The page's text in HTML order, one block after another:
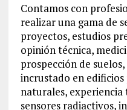
Contamos con
realizar una gama de
proyectos, estudios
opinión técnica,
prospección de
incrustado en edificios
naturales,
sensores radiactivos,